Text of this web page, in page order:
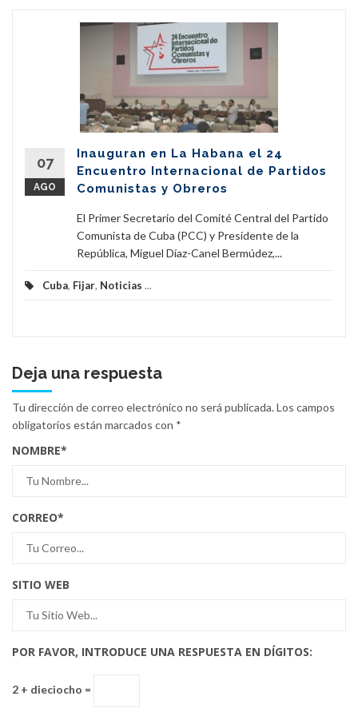
07
AGO
Inauguran en La Habana el 24
Encuentro Internacional de Partidos
Comunistas y Obreros
El Primer Secretario del Comité Central del Partido
Comunista de Cuba (PCC) y Presidente de la
República, Miguel Díaz-Canel Bermúdez,...
Cuba, Fijar, Noticias ...
Deja una respuesta
Tu dirección de correo electrónico no será publicada.Los campos
obligatorios están marcados con *
NOMBRE*
CORREO*
SITIO WEB
POR FAVOR, INTRODUCE UNA RESPUESTA EN DÍGITOS:
2 + dieciocho =